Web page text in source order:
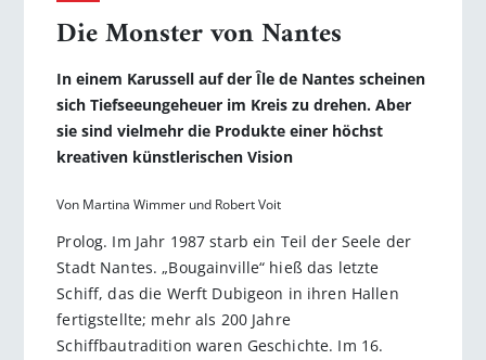
Die Monster von Nantes
In einem Karussell auf der Île de Nantes scheinen
sich Tiefseeungeheuer im Kreis zu drehen. Aber
sie sind vielmehr die Produkte einer höchst
kreativen künstlerischen Vision
Von Martina Wimmer und Robert Voit
Prolog. Im Jahr 1987 starb ein Teil der Seele der
Stadt Nantes. „Bougainville“ hieß das letzte
Schiff, das die Werft Dubigeon in ihren Hallen
fertigstellte; mehr als 200 Jahre
Schiffbautradition waren Geschichte. Im 16.